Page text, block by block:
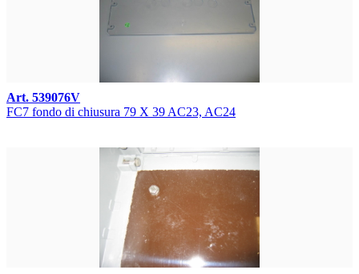
Art. 539076V
FC7 fondo di chiusura 79 X 39 AC23, AC24